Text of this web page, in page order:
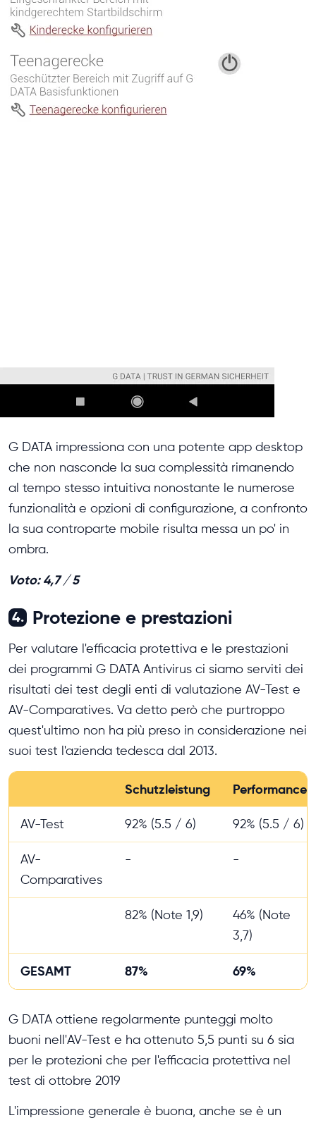
G DATA impressiona con una potente app desktop
che non nasconde la sua complessità rimanendo
al tempo stesso intuitiva nonostante le numerose
funzionalità e opzioni di configurazione, a confronto
la sua controparte mobile risulta messa un po' in
ombra.
Voto: 4,7 / 5
4. Protezione e prestazioni
Per valutare l'efficacia protettiva e le prestazioni
dei programmi G DATA Antivirus ci siamo serviti dei
risultati dei test degli enti di valutazione AV-Test e
AV-Comparatives. Va detto però che purtroppo
quest'ultimo non ha più preso in considerazione nei
suoi test l'azienda tedesca dal 2013.
Schutzleistung Performance
AV-Test 92% (5.5 / 6) 92% (5.5 / 6)
AV-
Comparatives
- -
82% (Note 1,9)
46% (Note
3,7)
GESAMT 87% 69%
G DATA ottiene regolarmente punteggi molto
buoni nell'AV-Test e ha ottenuto 5,5 punti su 6 sia
per le protezioni che per l'efficacia protettiva nel
test di ottobre 2019
L'impressione generale è buona, anche se è un